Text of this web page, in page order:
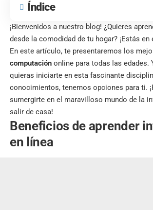
Índice
¡Bienvenidos a nuestro blog! ¿Quieres
desde la comodidad de tu hogar? ¡Estás en
En este artículo, te presentaremos los
computación online para todas las edades.
quieras iniciarte en esta fascinante
conocimientos, tenemos opciones para ti.
sumergirte en el maravilloso mundo de la
salir de casa!
Beneficios de aprender
en línea